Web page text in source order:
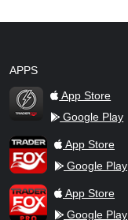
APPS
TraderFox Flash
App Store
Google Play
TraderFox AppApp Store
Google Play
TraderFox ProApp Store
Google Play